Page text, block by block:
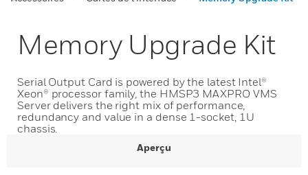
Memory Upgrade Kit
Serial Output Card is powered by the latest Intel®
Xeon® processor family, the HMSP3 MAXPRO VMS
Server delivers the right mix of performance,
redundancy and value in a dense 1-socket, 1U
chassis.
Aperçu